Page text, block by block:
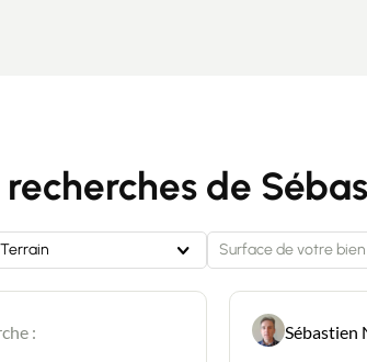
de
Terrain
: Sébastien